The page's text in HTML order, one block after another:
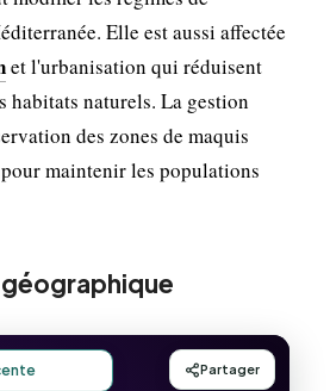
Elle est aussi affectée
et l'urbanisation qui réduisent
habitats naturels. La gestion
des zones de maquis
maintenir les populations